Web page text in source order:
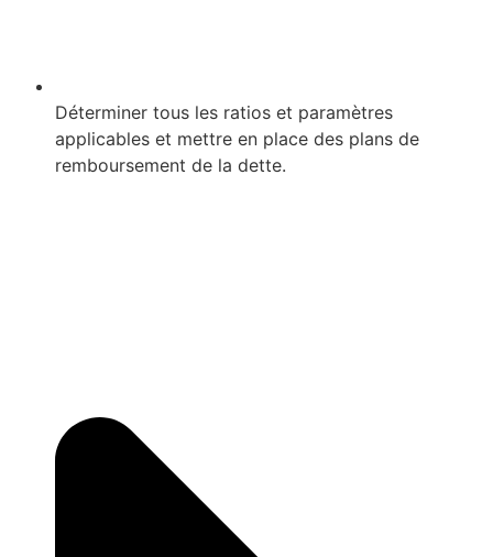
Déterminer tous les ratios et paramètres
applicables et mettre en place des plans de
remboursement de la dette.